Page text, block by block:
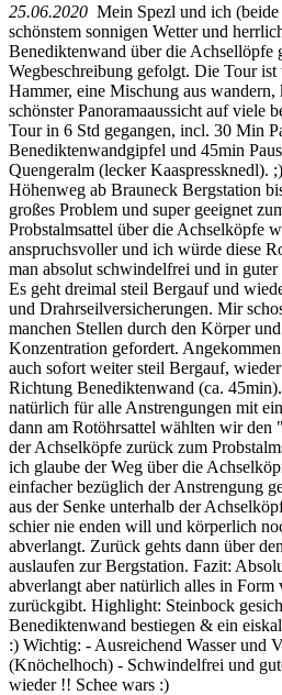
25.06.2020 Mein Spezl und ich (beide
schönstem sonnigen Wetter und
Benediktenwand über die Achsellöpfe
Wegbeschreibung gefolgt. Die Tour
Hammer, eine Mischung aus
schönster Panoramaaussicht auf viele
Tour in 6 Std gegangen, incl. 30 Min
Benediktenwandgipfel und 45min
Quengeralm (lecker Kaaspressknedl).
Höhenweg ab Brauneck Bergstation
großes Problem und super geeignet
Probstalmsattel über die Achselköpfe
anspruchsvoller und ich würde diese
man absolut schwindelfrei und in
Es geht dreimal steil Bergauf und
und Drahrseilversicherungen. Mir
manchen Stellen durch den Körper
Konzentration gefordert.
auch sofort weiter steil Bergauf,
Richtung Benediktenwand (ca.
natürlich für alle Anstrengungen mit
dann am Rotöhrsattel wählten wir den
der Achselköpfe zurück zum
ich glaube der Weg über die
einfacher bezüglich der Anstrengung
aus der Senke unterhalb der
schier nie enden will und körperlich
abverlangt. Zurück gehts dann über
auslaufen zur Bergstation. Fazit:
abverlangt aber natürlich alles in
zurückgibt. Highlight: Steinbock
Benediktenwand bestiegen & ein
:) Wichtig: - Ausreichend Wasser und
(Knöchelhoch) - Schwindelfrei und
wieder !! Schee wars :)